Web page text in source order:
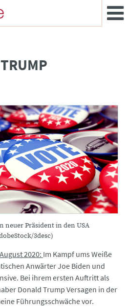
neuer Präsident in den USA
3desc)
2020: Im Kampf ums Weiße
Anwärter Joe Biden und
Bei ihrem ersten Auftritt als
Donald Trump Versagen in der
Führungsschwäche vor.